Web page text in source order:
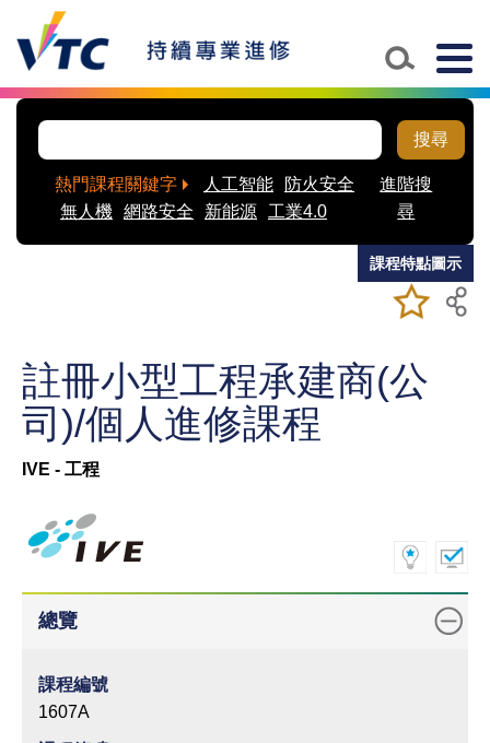
Skip to main content
搜尋
熱門課程關鍵字 人工智能
防火安全
無人機 網路安全 新能源 工業4.0
進階搜
尋
加入/移除
我喜愛的
儲存課程
註冊小型工程承建商(公
司)/個人進修課程
IVE - 工程
總覽
課程編號
1607A
課程特點圖示